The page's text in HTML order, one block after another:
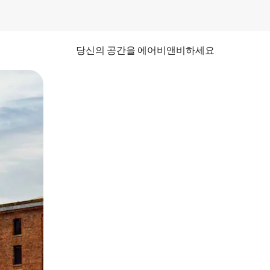
당신의 공간을 에어비앤비하세요